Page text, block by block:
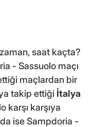
saat kaçta?
- Sassuolo maçı
maçlardan bir
takip ettiği İtalya
karşı karşıya
ise Sampdoria -